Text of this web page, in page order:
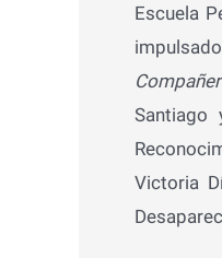
Escuela
Santiago
Victoria